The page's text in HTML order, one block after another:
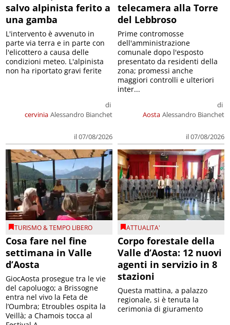
salvo alpinista ferito a
una gamba
cervinia
di
Alessandro Bianchet
il 07/08/2026
L'intervento è avvenuto in
parte via terra e in parte con
l'elicottero a causa delle
condizioni meteo. L'alpinista
non ha riportato gravi ferite
telecamera alla Torre
del Lebbroso
Aosta
di
Alessandro Bianchet
il 07/08/2026
Prime contromosse
dell'amministrazione
comunale dopo l'esposto
presentato da residenti della
zona; promessi anche
maggiori controlli e ulteriori
inter...
TURISMO & TEMPO LIBERO
Cosa fare nel fine
settimana in Valle
d’Aosta
GiocAosta prosegue tra le vie
del capoluogo; a Brissogne
entra nel vivo la Feta de
l’Oumbra; Etroubles ospita la
Veillà; a Chamois tocca al
ATTUALITA'
Corpo forestale della
Valle d’Aosta: 12 nuovi
agenti in servizio in 8
stazioni
Questa mattina, a palazzo
regionale, si è tenuta la
cerimonia di giuramento